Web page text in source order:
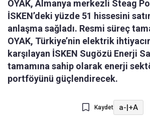
OYAK, Almanya merkezli Steag
İSKEN’deki yüzde 51 hissesini
anlaşma sağladı. Resmi süreç
OYAK, Türkiye’nin elektrik
karşılayan İSKEN Sugözü Enerji
tamamına sahip olarak enerji
portföyünü güçlendirecek.
Kaydet a-|+A